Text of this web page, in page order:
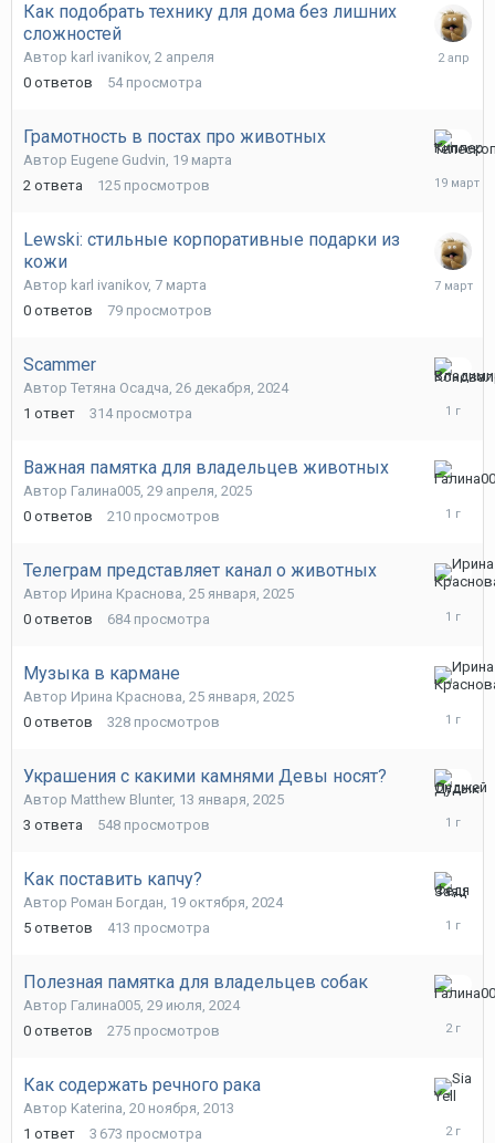
Как подобрать технику для дома без лишних
сложностей
Автор karl ivanikov, 2 апреля
0 ответов 54 просмотра
2
Грамотность в постах про животных
Автор Eugene Gudvin, 19 марта
2 ответа 125 просмотров
19
марта
Lewski: стильные корпоративные подарки из
кожи
Автор karl ivanikov, 7 марта
0 ответов 79 просмотров
7
Scammer
Автор Тетяна Осадча, 26 декабря, 2024
1 ответ 314 просмотра
30
апреля,
Важная памятка для владельцев животных
Автор Галина005, 29 апреля, 2025
0 ответов 210 просмотров
29
апреля,
Телеграм представляет канал о животных
Автор Ирина Краснова, 25 января, 2025
0 ответов 684 просмотра
25
января,
Музыка в кармане
Автор Ирина Краснова, 25 января, 2025
0 ответов 328 просмотров
25
января,
Украшения с какими камнями Девы носят?
Автор Matthew Blunter, 13 января, 2025
3 ответа 548 просмотров
13
января,
Как поставить капчу?
Автор Роман Богдан, 19 октября, 2024
5 ответов 413 просмотра
13
января,
Полезная памятка для владельцев собак
Автор Галина005, 29 июля, 2024
0 ответов 275 просмотров
29
июля,
Как содержать речного рака
Автор Katerina, 20 ноября, 2013
1 ответ 3 673 просмотра
18
июля,